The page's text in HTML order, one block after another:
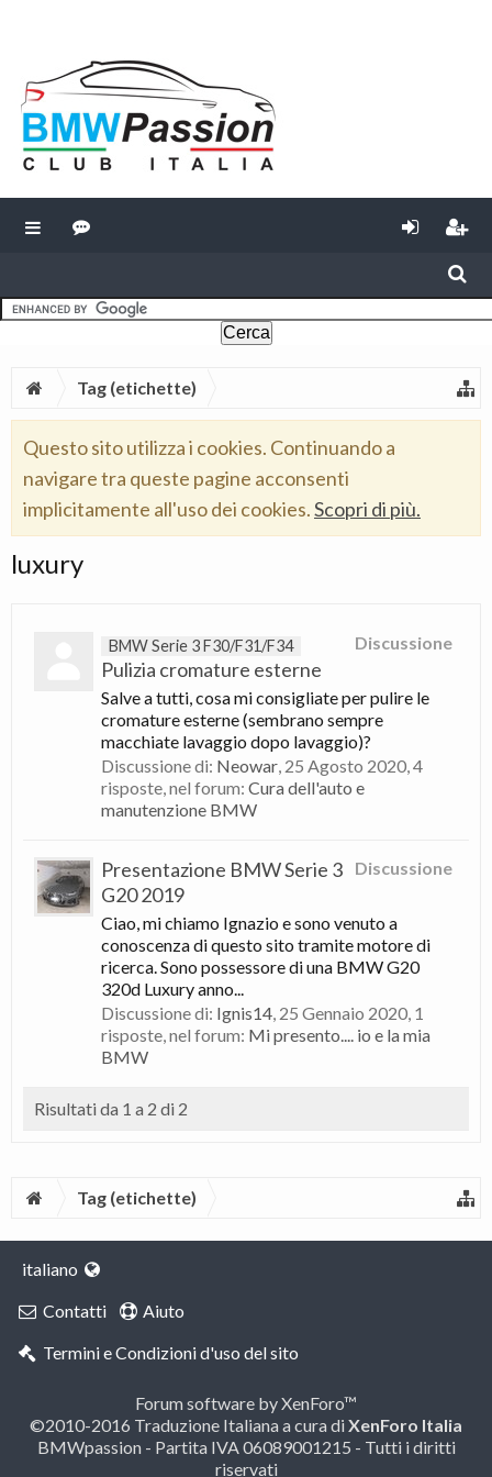
Tag (etichette)
Questo sito utilizza i cookies. Continuando a
navigare tra queste pagine acconsenti
implicitamente all'uso dei cookies.Scopri di più.
luxury
Discussione
BMW Serie 3 F30/F31/F34
Pulizia cromature esterne
Salve a tutti, cosa mi consigliate per pulire le
cromature esterne (sembrano sempre
macchiate lavaggio dopo lavaggio)?
Discussione di: Neowar, 25 Agosto 2020, 4
risposte, nel forum: Cura dell'auto e
manutenzione BMW
Discussione
Presentazione BMW Serie 3
G20 2019
Ciao, mi chiamo Ignazio e sono venuto a
conoscenza di questo sito tramite motore di
ricerca. Sono possessore di una BMW G20
320d Luxury anno...
Discussione di: Ignis14, 25 Gennaio 2020, 1
risposte, nel forum: Mi presento.... io e la mia
BMW
Risultati da 1 a 2 di 2
Tag (etichette)
italiano
Contatti
Aiuto
Termini e Condizioni d'uso del sito
Forum software by XenForo™
©2010-2016 Traduzione Italiana a cura diXenForo Italia
BMWpassion - Partita IVA 06089001215 - Tutti i diritti
riservati